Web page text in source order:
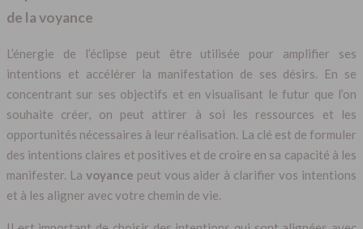
de la voyance
L’énergie de l’éclipse peut être utilisée pour amplifier ses
intentions et accélérer la manifestation de ses désirs. En se
concentrant sur ses objectifs et en visualisant le futur que l’on
souhaite créer, on peut attirer à soi les ressources et les
opportunités nécessaires à leur réalisation. La clé est de formuler
des intentions claires et positives et de croire en sa capacité à les
manifester. La voyance peut vous aider à clarifier vos intentions
et à les aligner avec votre chemin de vie.